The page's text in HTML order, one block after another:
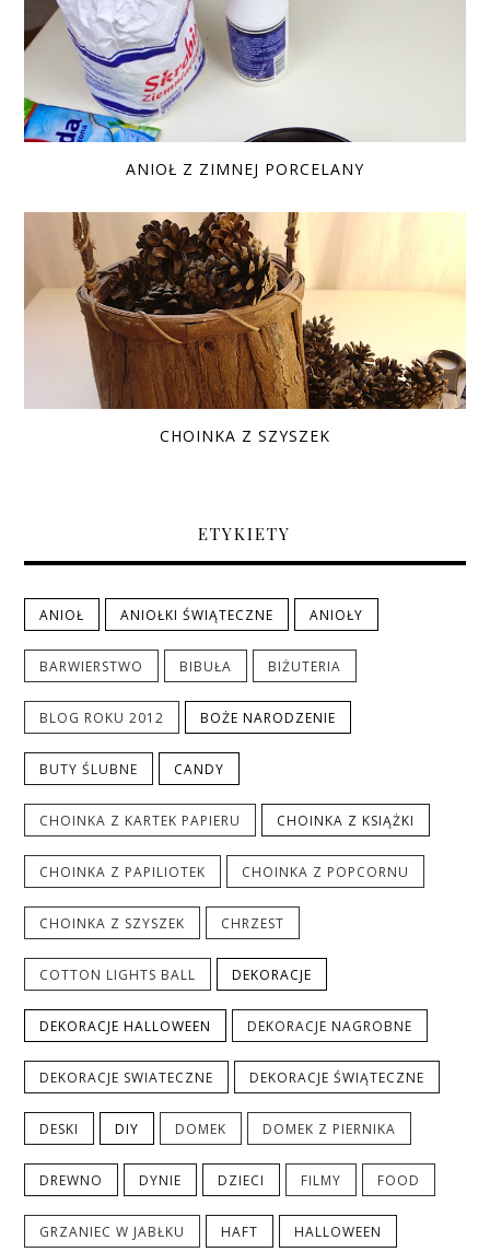
ANIOŁ Z ZIMNEJ PORCELANY
CHOINKA Z SZYSZEK
ETYKIETY
ANIOŁ ANIOŁKI ŚWIĄTECZNE ANIOŁY
BARWIERSTWO BIBUŁA BIŻUTERIA
BLOG ROKU 2012 BOŻE NARODZENIE
BUTY ŚLUBNE CANDY
CHOINKA Z KARTEK PAPIERU CHOINKA Z KSIĄŻKI
CHOINKA Z PAPILIOTEK CHOINKA Z POPCORNU
CHOINKA Z SZYSZEK CHRZEST
COTTON LIGHTS BALL DEKORACJE
DEKORACJE HALLOWEEN DEKORACJE NAGROBNE
DEKORACJE SWIATECZNE DEKORACJE ŚWIĄTECZNE
DESKI DIY DOMEK DOMEK Z PIERNIKA
DREWNO DYNIE DZIECI FILMY FOOD
GRZANIEC W JABŁKU HAFT HALLOWEEN